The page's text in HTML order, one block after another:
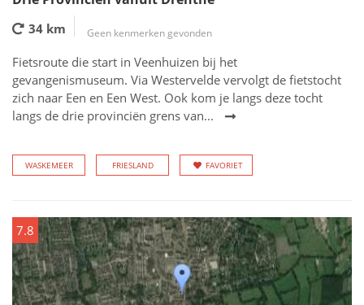
34 km Geen kenmerken gevonden
Fietsroute die start in Veenhuizen bij het
gevangenismuseum. Via Westervelde vervolgt de fietstocht
zich naar Een en Een West. Ook kom je langs deze tocht
langs de drie provinciën grens van...
WASKEMEER FRIESLAND FAVORIET
7.8